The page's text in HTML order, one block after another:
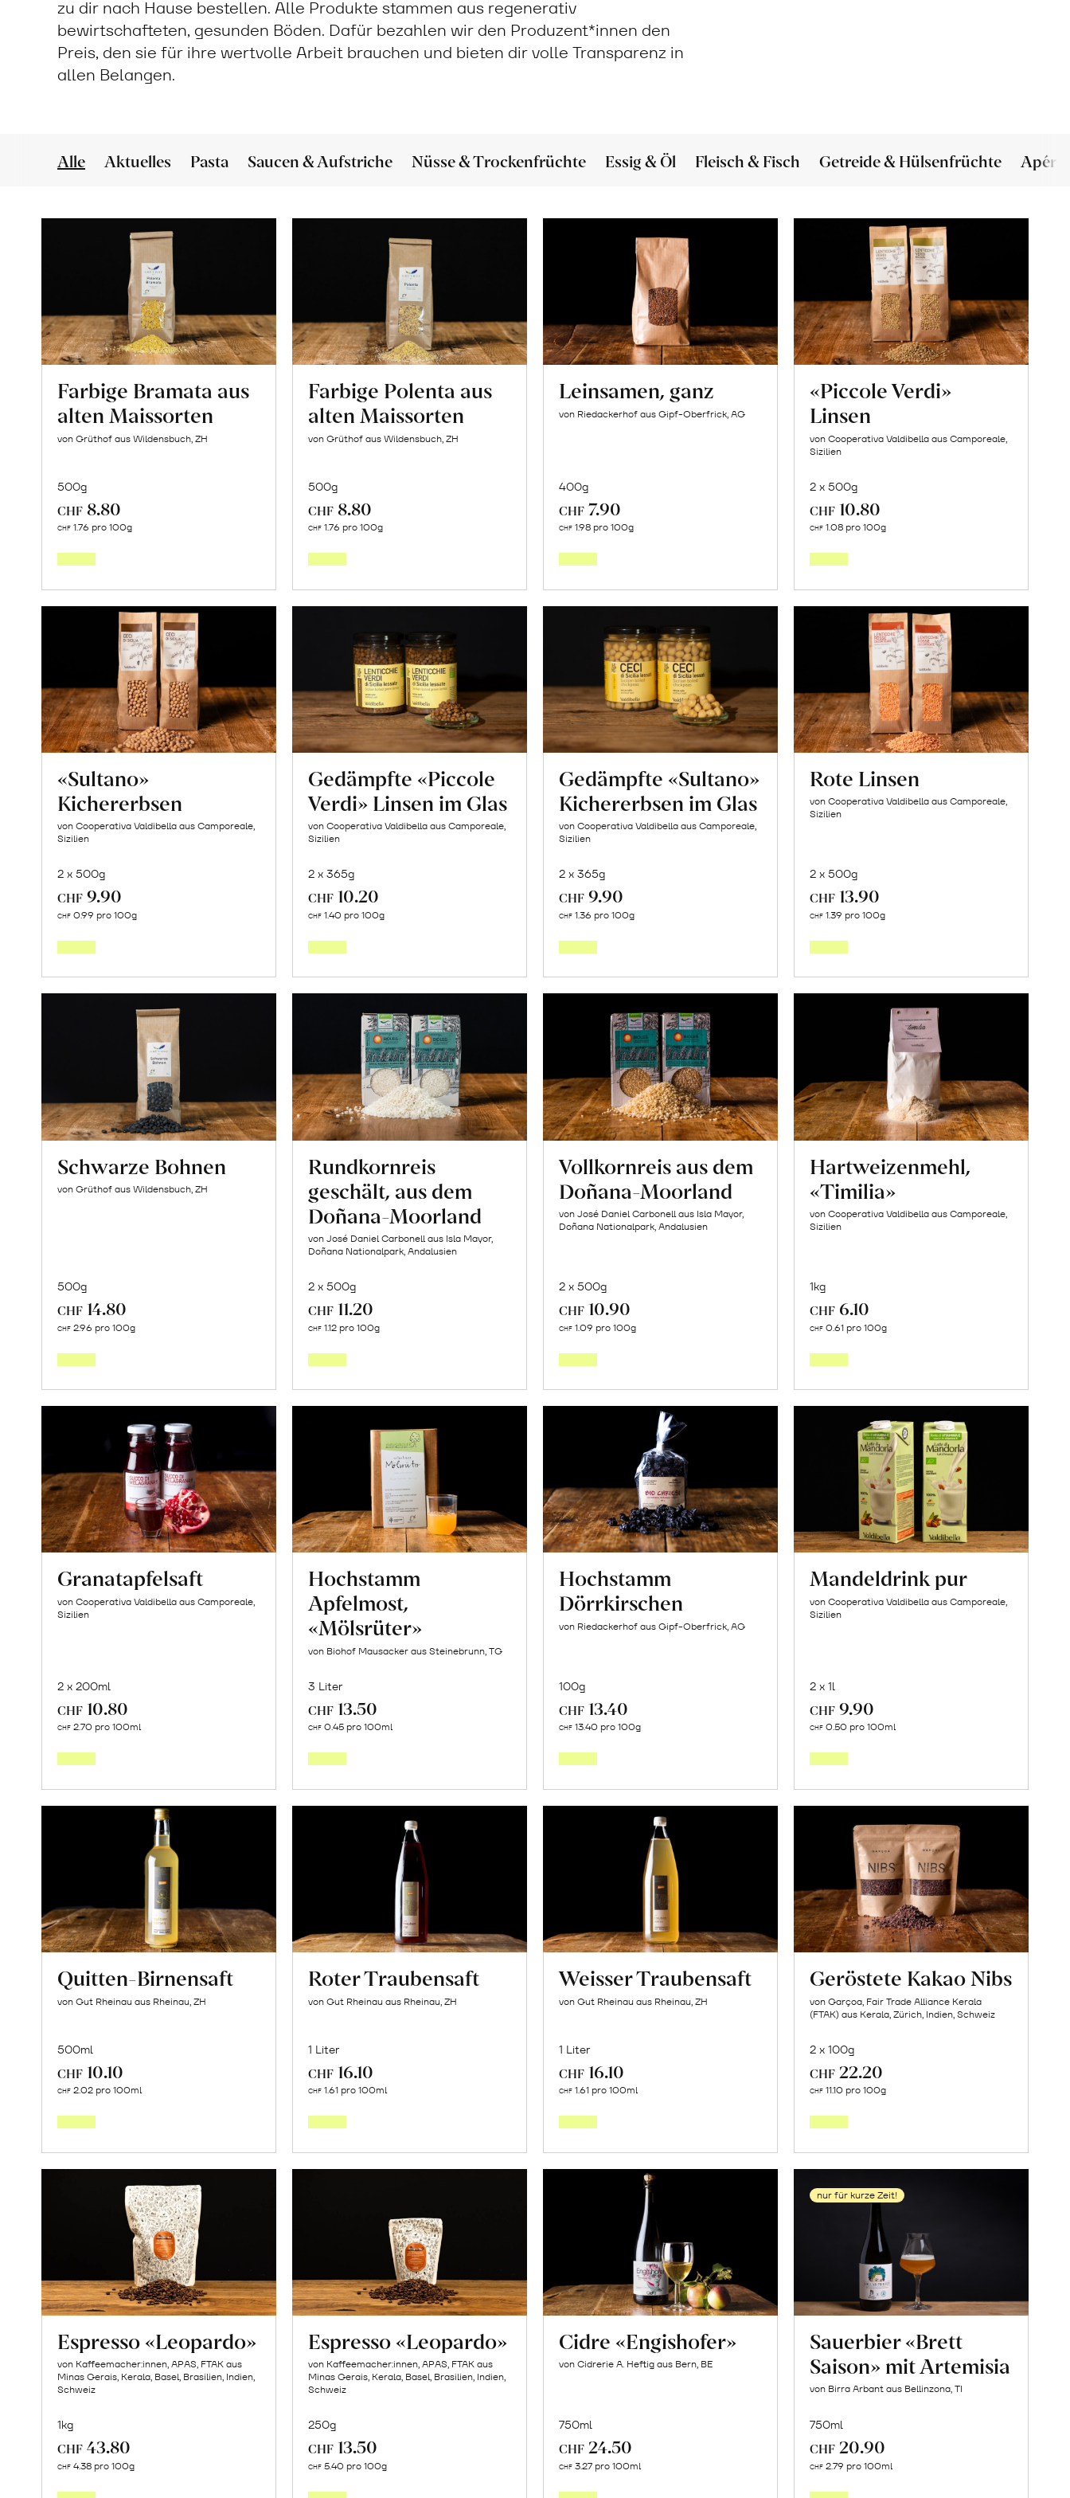
zu dir nach Hause bestellen. Alle Produkte stammen aus regenerativ
bewirtschafteten, gesunden Böden. Dafür bezahlen wir den Produzent*innen den
Preis, den sie für ihre wertvolle Arbeit brauchen und bieten dir volle Transparenz in
allen Belangen.
Alle Aktuelles Pasta Saucen & Aufstriche Nüsse & Trockenfrüchte Essig & Öl Fleisch & Fisch Getreide & Hülsenfrüchte Apéro
Farbige Bramata aus
alten Maissorten
von Grüthof aus Wildensbuch, ZH
500g
CHF 8.80
CHF 1.76 pro 100g
Farbige Polenta aus
alten Maissorten
von Grüthof aus Wildensbuch, ZH
500g
CHF 8.80
CHF 1.76 pro 100g
Leinsamen, ganz
von Riedackerhof aus Gipf-Oberfrick, AG
400g
CHF 7.90
CHF 1.98 pro 100g
«Piccole Verdi»
Linsen
von Cooperativa Valdibella aus Camporeale,
Sizilien
2 x 500g
CHF 10.80
CHF 1.08 pro 100g
«Sultano»
Kichererbsen
von Cooperativa Valdibella aus Camporeale,
Sizilien
2 x 500g
CHF 9.90
CHF 0.99 pro 100g
Gedämpfte «Piccole
Verdi» Linsen im Glas
von Cooperativa Valdibella aus Camporeale,
Sizilien
2 x 365g
CHF 10.20
CHF 1.40 pro 100g
Gedämpfte «Sultano»
Kichererbsen im Glas
von Cooperativa Valdibella aus Camporeale,
Sizilien
2 x 365g
CHF 9.90
CHF 1.36 pro 100g
Rote Linsen
von Cooperativa Valdibella aus Camporeale,
Sizilien
2 x 500g
CHF 13.90
CHF 1.39 pro 100g
Schwarze Bohnen
von Grüthof aus Wildensbuch, ZH
500g
CHF 14.80
CHF 2.96 pro 100g
Rundkornreis
geschält, aus dem
Doñana-Moorland
von José Daniel Carbonell aus Isla Mayor,
Doñana Nationalpark, Andalusien
2 x 500g
CHF 11.20
CHF 1.12 pro 100g
Vollkornreis aus dem
Doñana-Moorland
von José Daniel Carbonell aus Isla Mayor,
Doñana Nationalpark, Andalusien
2 x 500g
CHF 10.90
CHF 1.09 pro 100g
Hartweizenmehl,
«Timilia»
von Cooperativa Valdibella aus Camporeale,
Sizilien
1kg
CHF 6.10
CHF 0.61 pro 100g
Granatapfelsaft
von Cooperativa Valdibella aus Camporeale,
Sizilien
2 x 200ml
CHF 10.80
CHF 2.70 pro 100ml
Hochstamm
Apfelmost,
«Mölsrüter»
von Biohof Mausacker aus Steinebrunn, TG
3 Liter
CHF 13.50
CHF 0.45 pro 100ml
Hochstamm
Dörrkirschen
von Riedackerhof aus Gipf-Oberfrick, AG
100g
CHF 13.40
CHF 13.40 pro 100g
Mandeldrink pur
von Cooperativa Valdibella aus Camporeale,
Sizilien
2 x 1l
CHF 9.90
CHF 0.50 pro 100ml
Quitten-Birnensaft
von Gut Rheinau aus Rheinau, ZH
500ml
CHF 10.10
CHF 2.02 pro 100ml
Roter Traubensaft
von Gut Rheinau aus Rheinau, ZH
1 Liter
CHF 16.10
CHF 1.61 pro 100ml
Weisser Traubensaft
von Gut Rheinau aus Rheinau, ZH
1 Liter
CHF 16.10
CHF 1.61 pro 100ml
Geröstete Kakao Nibs
von Garçoa, Fair Trade Alliance Kerala
(FTAK) aus Kerala, Zürich, Indien, Schweiz
2 x 100g
CHF 22.20
CHF 11.10 pro 100g
Espresso «Leopardo»
von Kaffeemacher:innen, APAS, FTAK aus
Minas Gerais, Kerala, Basel, Brasilien, Indien,
Schweiz
1kg
CHF 43.80
CHF 4.38 pro 100g
Espresso «Leopardo»
von Kaffeemacher:innen, APAS, FTAK aus
Minas Gerais, Kerala, Basel, Brasilien, Indien,
Schweiz
250g
CHF 13.50
CHF 5.40 pro 100g
Cidre «Engishofer»
von Cidrerie A. Heftig aus Bern, BE
750ml
CHF 24.50
CHF 3.27 pro 100ml
nur für kurze Zeit!
Sauerbier «Brett
Saison» mit Artemisia
von Birra Arbant aus Bellinzona, TI
750ml
CHF 20.90
CHF 2.79 pro 100ml